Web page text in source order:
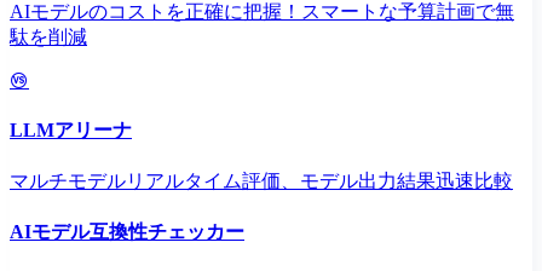
AIモデルのコストを正確に把握！スマートな予算計画で無
駄を削減
LLMアリーナ
マルチモデルリアルタイム評価、モデル出力結果迅速比較
AIモデル互換性チェッカー